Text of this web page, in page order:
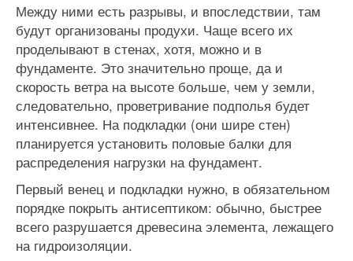
Между ними есть разрывы, и впоследствии, там
будут организованы продухи. Чаще всего их
проделывают в стенах, хотя, можно и в
фундаменте. Это значительно проще, да и
скорость ветра на высоте больше, чем у земли,
следовательно, проветривание подполья будет
интенсивнее. На подкладки (они шире стен)
планируется установить половые балки для
распределения нагрузки на фундамент.
Первый венец и подкладки нужно, в обязательном
порядке покрыть антисептиком: обычно, быстрее
всего разрушается древесина элемента, лежащего
на гидроизоляции.